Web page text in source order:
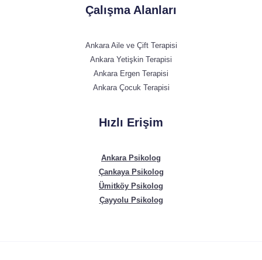
Çalışma Alanları
Ankara Aile ve Çift Terapisi
Ankara Yetişkin Terapisi
Ankara Ergen Terapisi
Ankara Çocuk Terapisi
Hızlı Erişim
Ankara Psikolog
Çankaya Psikolog
Ümitköy Psikolog
Çayyolu Psikolog